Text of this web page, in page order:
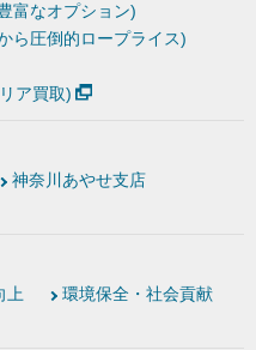
富なオプション)
ら圧倒的ロープライス)
ア買取)
神奈川あやせ支店
上
環境保全・社会貢献